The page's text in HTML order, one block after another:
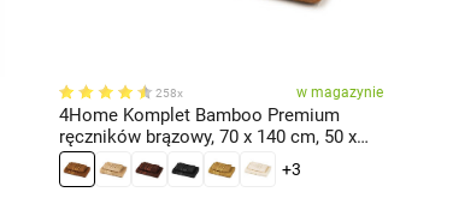
258x w magazynie
4Home Komplet Bamboo Premium
ręczników brązowy, 70 x 140 cm, 50 x
100 cm
+3